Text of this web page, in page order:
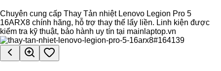
Chuyên cung cấp Thay Tản nhiệt Lenovo Legion Pro 5
16ARX8 chính hãng, hỗ trợ thay thế lấy liền. Linh kiện được
kiểm tra kỹ thuật, bảo hành uy tín tại mainlaptop.vn